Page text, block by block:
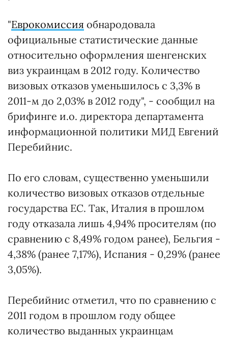
"Еврокомиссия обнародовала
официальные статистические данные
относительно оформления шенгенских
виз украинцам в 2012 году. Количество
визовых отказов уменьшилось с 3,3% в
2011-м до 2,03% в 2012 году", - сообщил на
брифинге и.о. директора департамента
информационной политики МИД Евгений
Перебийнис.
По его словам, существенно уменьшили
количество визовых отказов отдельные
государства ЕС. Так, Италия в прошлом
году отказала лишь 4,94% просителям (по
сравнению с 8,49% годом ранее), Бельгия -
4,38% (ранее 7,17%), Испания - 0,29% (ранее
3,05%).
Перебийнис отметил, что по сравнению с
2011 годом в прошлом году общее
количество выданных украинцам